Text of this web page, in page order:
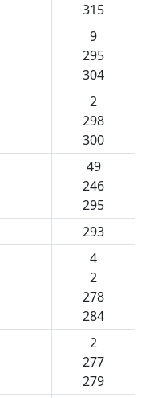
315
9
295
304
2
298
300
49
246
295
293
4
2
278
284
2
277
279